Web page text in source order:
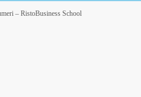
– RistoBusiness School